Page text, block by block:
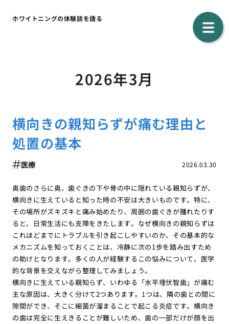
ホワイトニングの体験談を語る
2026年3月
横向きの親知らずが痛む理由と
処置の基本
2026.03.30
医療
奥歯のさらに奥、歯ぐきの下や骨の中に隠れている親知らずが、
横向きに生えていると知った時の不安は大きいものです。特に、
その場所がズキズキと痛み始めたり、周囲の歯ぐきが腫れたりす
ると、日常生活にも支障をきたします。なぜ横向きの親知らずは
これほどまでにトラブルを引き起こしやすいのか、その基本的な
メカニズムを知っておくことは、冷静に次の1歩を踏み出すため
の助けとなります。多くの人が経験するこの悩みについて、医学
的な背景を交えながら整理してみましょう。
横向きに生えている親知らず、いわゆる「水平埋伏智歯」が痛む
主な原因は、大きく分けて2つあります。1つは、隣の歯との間に
隙間ができ、そこに細菌が溜まることで起こる炎症です。横向き
の歯は完全に生えきることが難しいため、歯の一部だけが顔を出